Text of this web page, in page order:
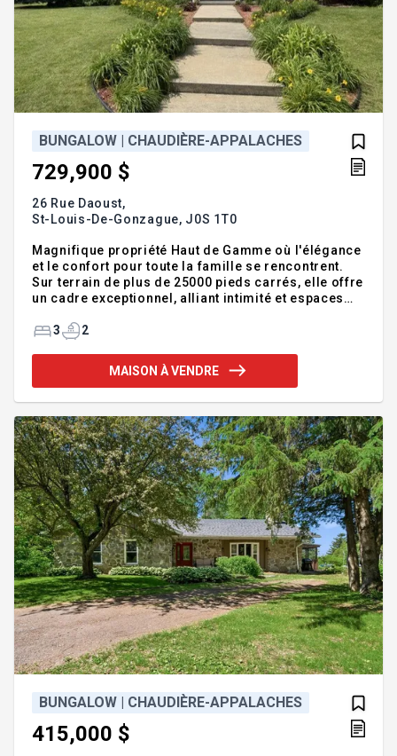
BUNGALOW | CHAUDIÈRE-APPALACHES
729,900 $
26 Rue Daoust,
St-Louis-De-Gonzague, J0S 1T0
Magnifique propriété Haut de Gamme où l'élégance
et le confort pour toute la famille se rencontrent.
Sur terrain de plus de 25000 pieds carrés, elle offre
un cadre exceptionnel, alliant intimité et espaces
son architecture soignée et ses finitions de qualité.
ainsi que 2 salles de bain complètes, tout a été
pensé pour répondre aux besoins de la famille.
résidence donne l'opportunité d'une bi gén
3 2
MAISON À VENDRE
BUNGALOW | CHAUDIÈRE-APPALACHES
415,000 $